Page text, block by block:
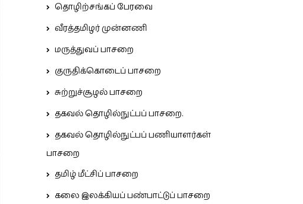
தொழிற்சங்கப் பேரவை
வீரத்தமிழர் முன்னணி
மருத்துவப் பாசறை
குருதிக்கொடைப் பாசறை
சுற்றுச்சூழல் பாசறை
தகவல் தொழில்நுட்பப் பாசறை.
தகவல் தொழில்நுட்பப் பணியாளர்கள்
பாசறை
தமிழ் மீட்சிப் பாசறை
கலை இலக்கியப் பண்பாட்டுப் பாசறை